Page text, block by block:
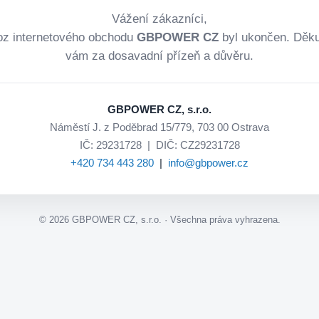
Vážení zákazníci,
internetového obchodu GBPOWER CZbyl ukončen.
vám za dosavadní přízeň a důvěru.
GBPOWER CZ, s.r.o.
Náměstí J. z Poděbrad 15/779, 703 00 Ostrava
IČ: 29231728 | DIČ: CZ29231728
+420 734 443 280 | info@gbpower.cz
© 2026GBPOWER CZ, s.r.o. · Všechna práva vyhrazena.